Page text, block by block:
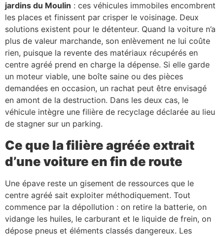
jardins du Moulin : ces véhicules immobiles encombrent
les places et finissent par crisper le voisinage. Deux
solutions existent pour le détenteur. Quand la voiture n’a
plus de valeur marchande, son enlèvement ne lui coûte
rien, puisque la revente des matériaux récupérés en
centre agréé prend en charge la dépense. Si elle garde
un moteur viable, une boîte saine ou des pièces
demandées en occasion, un rachat peut être envisagé
en amont de la destruction. Dans les deux cas, le
véhicule intègre une filière de recyclage déclarée au lieu
de stagner sur un parking.
Ce que la filière agréée extrait
d’une voiture en fin de route
Une épave reste un gisement de ressources que le
centre agréé sait exploiter méthodiquement. Tout
commence par la dépollution : on retire la batterie, on
vidange les huiles, le carburant et le liquide de frein, on
dépose pneus et éléments classés dangereux. Les